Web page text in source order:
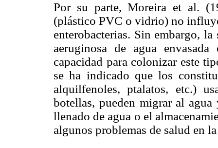
Por su parte, Moreira et al.
(plástico PVC o vidrio) no
enterobacterias. Sin embargo,
aeruginosa de agua
capacidad para colonizar este
se ha indicado que los
alquilfenoles, ptalatos, etc.)
botellas, pueden migrar al
llenado de agua o el
algunos problemas de salud en